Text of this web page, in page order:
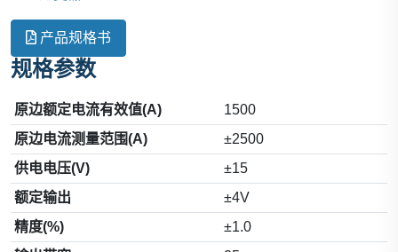
产品规格书
规格参数
原边额定电流有效值(A)
1500
原边电流测量范围(A)
±2500
供电电压(V)
±15
额定输出
±4V
精度(%)
±1.0